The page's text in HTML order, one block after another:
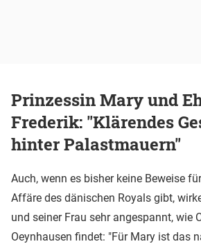
Prinzessin Mary und
Frederik: "Klärendes
hinter Palastmauern"
Auch, wenn es bisher keine Beweise
Affäre des dänischen Royals gibt,
und seiner Frau sehr angespannt, wie
Oeynhausen findet: "Für Mary ist das